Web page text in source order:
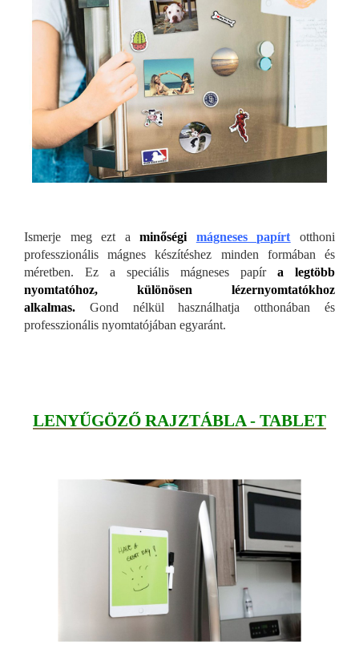
Ismerje meg ezt aminőségi mágneses papírtotthoni
professzionális mágnes készítéshez minden formában és
méretben. Ez a speciális mágneses papír a
legtöbb
nyomtatóhoz, különösen lézernyomtatókhoz
alkalmas. Gond nélkül használhatja otthonában és
professzionális nyomtatójában egyaránt.
LENYŰGÖZŐ RAJZTÁBLA - TABLET